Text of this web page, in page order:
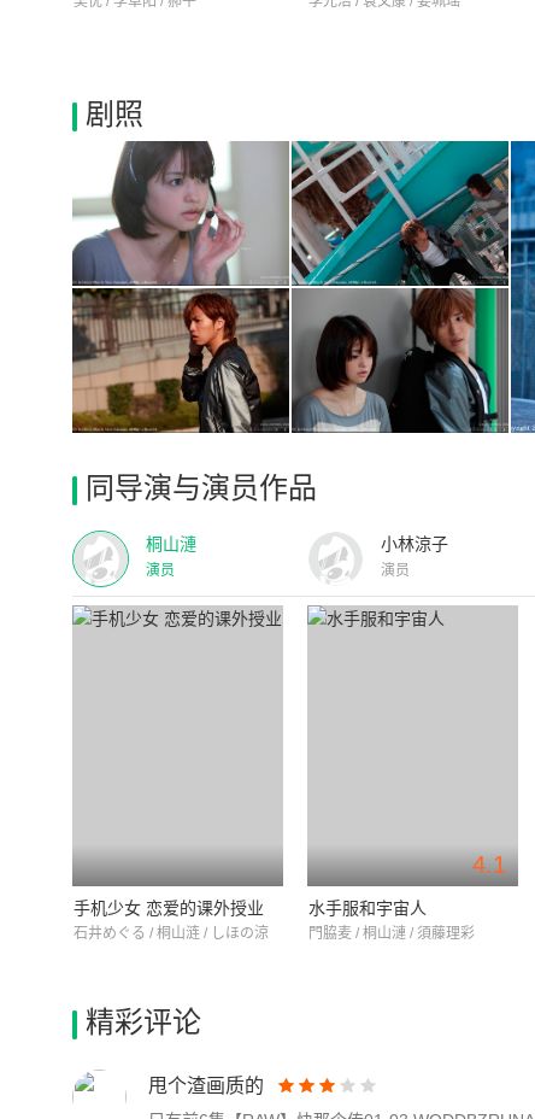
剧照
同导演与演员作品
桐山漣
演员
小林涼子
演员
手机少女 恋爱的课外授业
石井めぐる / 桐山涟 / しほの涼
4.1
水手服和宇宙人
門脇麦 / 桐山漣 / 須藤理彩
精彩评论
甩个渣画质的